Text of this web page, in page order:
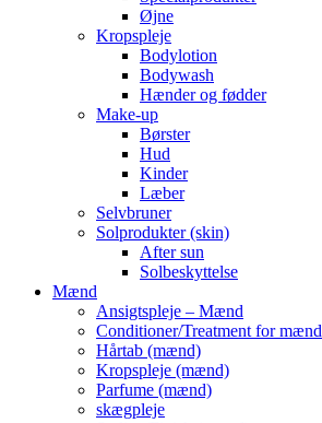
Øjne
Kropspleje
Bodylotion
Bodywash
Hænder og fødder
Make-up
Børster
Hud
Kinder
Læber
Selvbruner
Solprodukter (skin)
After sun
Solbeskyttelse
Mænd
Ansigtspleje – Mænd
Conditioner/Treatment for mænd
Hårtab (mænd)
Kropspleje (mænd)
Parfume (mænd)
skægpleje